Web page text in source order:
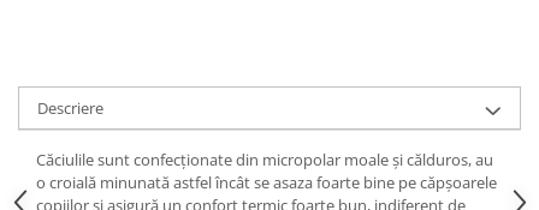
Descriere
Căciulile sunt confecționate din micropolar moale și călduros, au
o croială minunată astfel încât se asaza foarte bine pe căpșoarele
copiilor și asigură un confort termic foarte bun, indiferent de